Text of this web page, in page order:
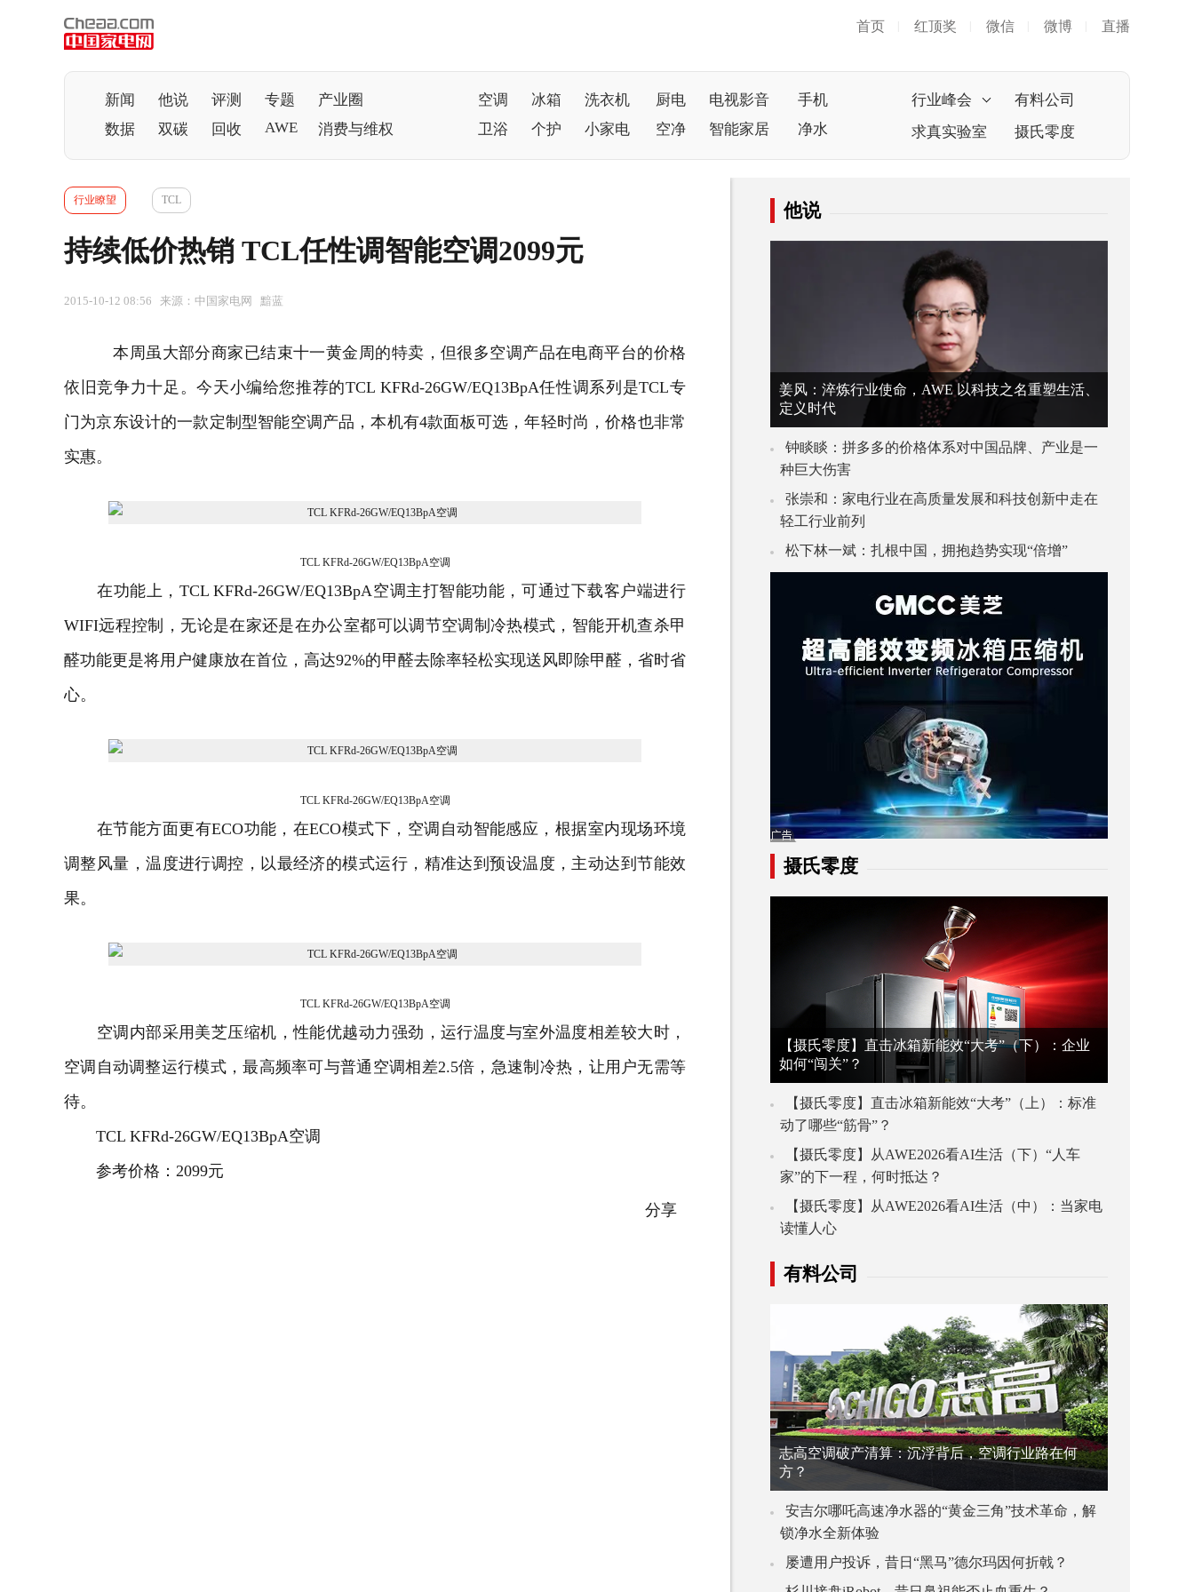
首页 红顶奖 微信 微博 直播
新闻 他说 评测 专题
产业圈
数据
双碳 回收 AWE 消费与维权
空调 冰箱 洗衣机 厨电 电视影音
手机
卫浴
个护 小家电 空净 智能家居 净水
行业峰会
有料公司
求真实验室
摄氏零度
行业瞭望 TCL
持续低价热销 TCL任性调智能空调2099元
2015-10-12 08:56 来源：中国家电网 黯蓝
本周虽大部分商家已结束十一黄金周的特卖，但很多空调 产品在电商平台的价格
依旧竞争力十足。今天小编给您推荐的TCL KFRd-26GW/EQ13BpA任性调系列是TCL专
门为京东设计的一款定制型智能空调产品，本机有4款面板可选，年轻时尚，价格也非常
实惠。
TCL KFRd-26GW/EQ13BpA空调
在功能上，TCL KFRd-26GW/EQ13BpA空调主打智能功能，可通过下载客户端进行
WIFI远程控制，无论是在家还是在办公室都可以调节空调制冷热模式，智能开机查杀甲
醛功能更是将用户健康放在首位，高达92%的甲醛去除率轻松实现送风即除甲醛，省时省
心。
TCL KFRd-26GW/EQ13BpA空调
在节能方面更有ECO功能，在ECO模式下，空调自动智能感应，根据室内现场环境
调整风量，温度进行调控，以最经济的模式运行，精准达到预设温度，主动达到节能效
果。
TCL KFRd-26GW/EQ13BpA空调
空调内部采用美芝压缩机，性能优越动力强劲，运行温度与室外温度相差较大时，
空调自动调整运行模式，最高频率可与普通空调相差2.5倍，急速制冷热，让用户无需等
待。
TCL KFRd-26GW/EQ13BpA空调
参考价格：2099元
分享
他说
姜风：淬炼行业使命，AWE 以科技之名重塑生活、
定义时代
钟睒睒：拼多多的价格体系对中国品牌、产业是一
种巨大伤害
张崇和：家电行业在高质量发展和科技创新中走在
轻工行业前列
松下林一斌：扎根中国，拥抱趋势实现“倍增”
摄氏零度
【摄氏零度】直击冰箱新能效“大考”（下）：企业
如何“闯关”？
【摄氏零度】直击冰箱新能效“大考”（上）：标准
动了哪些“筋骨”？
【摄氏零度】从AWE2026看AI生活（下）“人车
家”的下一程，何时抵达？
【摄氏零度】从AWE2026看AI生活（中）：当家电
读懂人心
有料公司
志高空调破产清算：沉浮背后，空调行业路在何
方？
安吉尔哪吒高速净水器的“黄金三角”技术革命，解
锁净水全新体验
屡遭用户投诉，昔日“黑马”德尔玛因何折戟？